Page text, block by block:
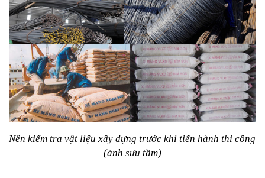
Nên kiểm tra vật liệu xây dựng trước khi tiến hành thi công
(ảnh sưu tầm)